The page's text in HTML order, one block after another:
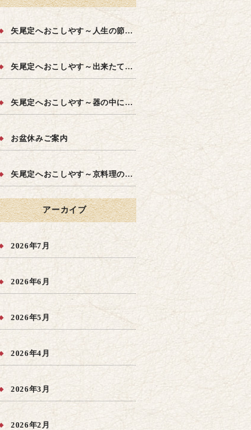
矢尾定へおこしやす～人生の節目に～
矢尾定へおこしやす～出来たての品質を～
矢尾定へおこしやす～器の中に四季を～
お盆休みご案内
矢尾定へおこしやす～京料理の味を～
アーカイブ
2026年7月
2026年6月
2026年5月
2026年4月
2026年3月
2026年2月